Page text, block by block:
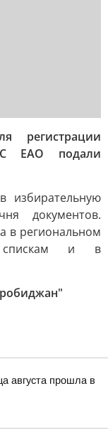
регистрации
ЕАО подали
избирательную
документов.
в региональном
спискам и в
августа прошла в